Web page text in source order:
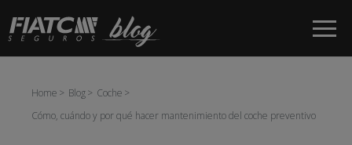
Saltar al contenido principal
Home Blog
Coche
Cómo, cuándo y por qué hacer mantenimiento del coche preventivo